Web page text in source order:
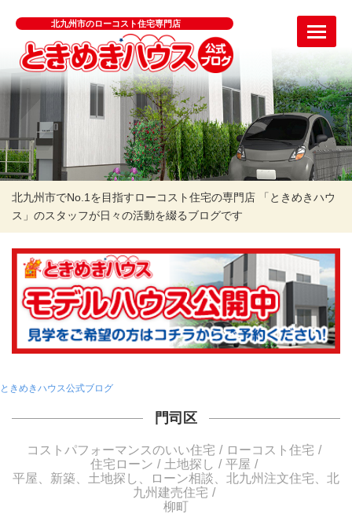
北九州市のローコスト住宅専門店
北九州市でNo.1を目指すローコスト住宅の専門店 「ときめきハウ
ス」のスタッフが日々の活動を綴るブログです
ときめきハウス公式ブログ
門司区
コストパフォーマンスのいい住宅
ローコスト住宅
住宅ローン
土地探し
平屋
平屋、新築、土地探し、ローン相談、北九州注文住宅、北
九州建売住宅
柳町